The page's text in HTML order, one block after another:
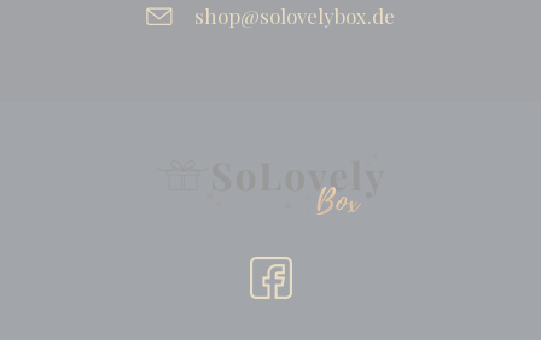
shop@solovelybox.de